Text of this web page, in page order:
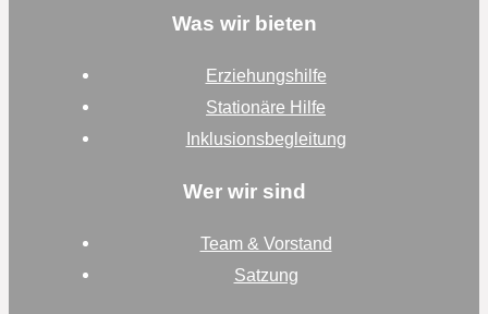
Was wir bieten
Erziehungshilfe
Stationäre Hilfe
Inklusionsbegleitung
Wer wir sind
Team & Vorstand
Satzung